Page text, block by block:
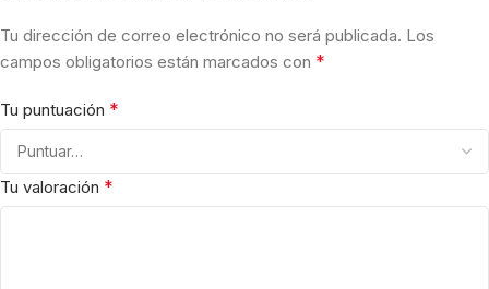
Tu dirección de correo electrónico no será publicada. Los
campos obligatorios están marcados con *
Tu puntuación *
Tu valoración *